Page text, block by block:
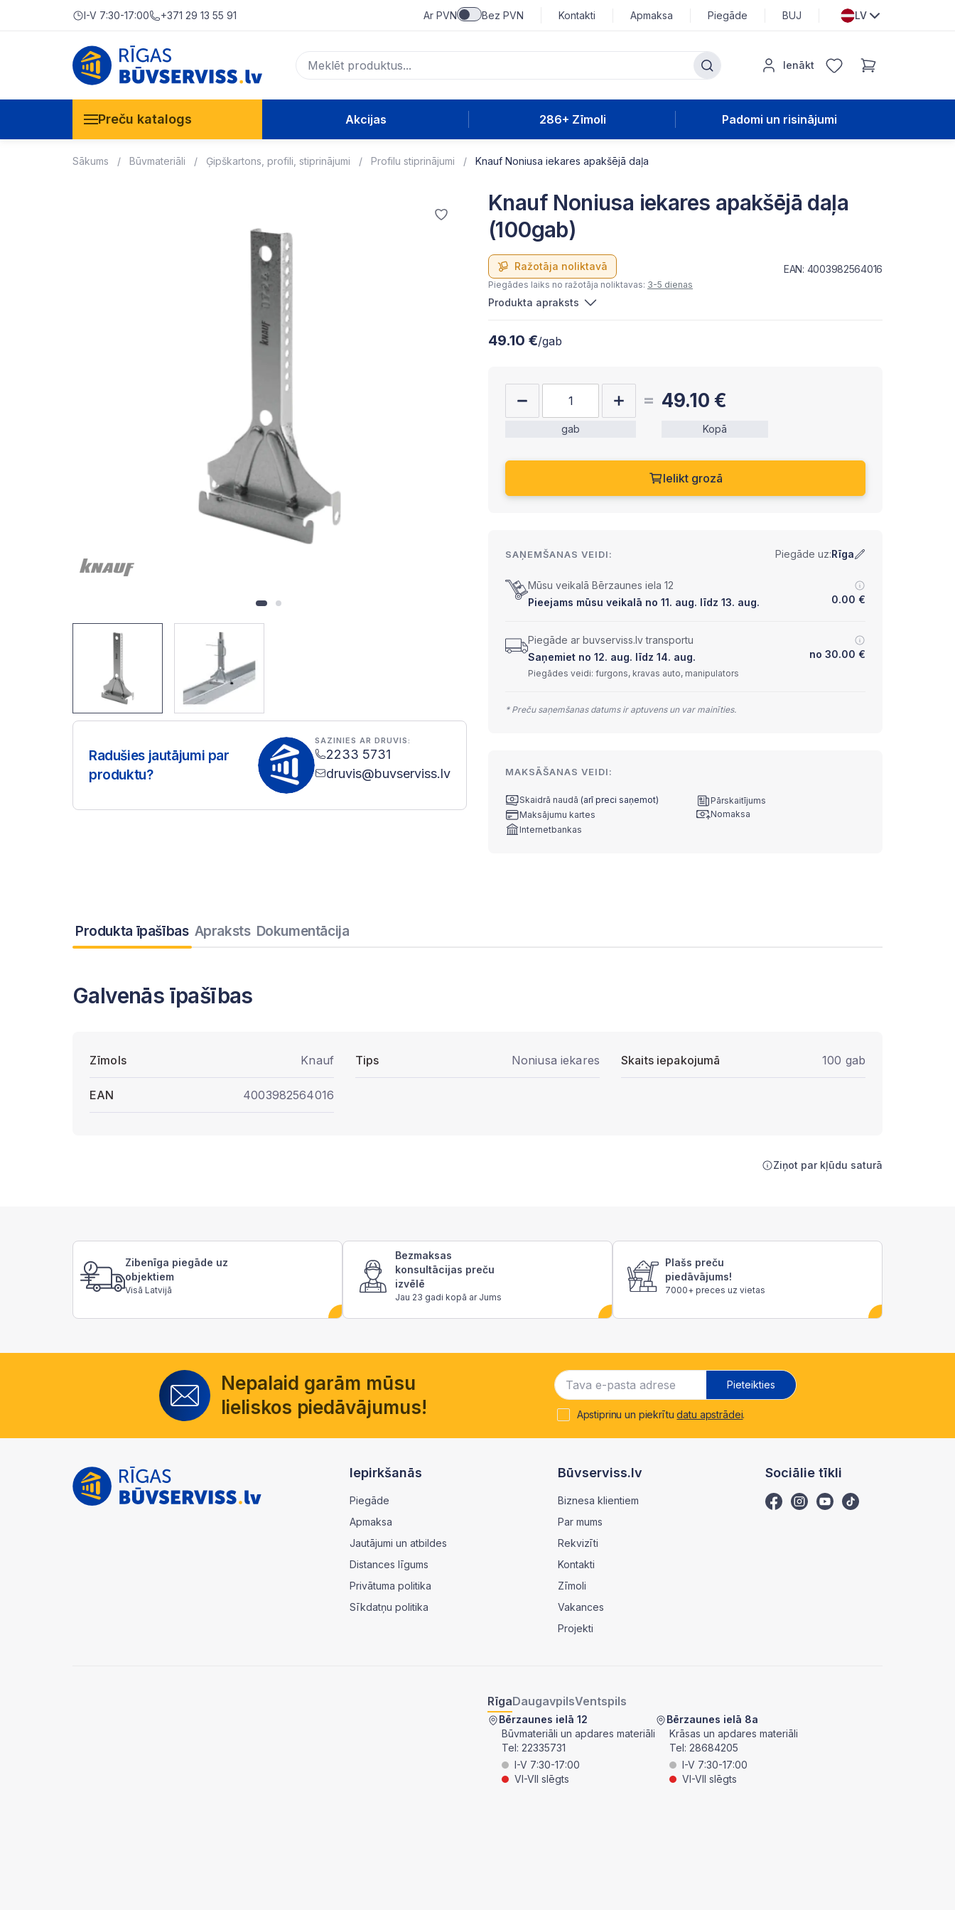
I-V 7:30-17:00 +371 29 13 55 91 Ar PVN Bez PVN Kontakti Apmaksa Piegāde BUJ LV
Ienākt
Preču katalogs Akcijas 286+ Zīmoli Padomi un risinājumi
Sākums Būvmateriāli Ģipškartons, profili, stiprinājumi Profilu stiprinājumi Knauf Noniusa iekares apakšējā daļa
Radušies jautājumi par
produktu?
SAZINIES AR DRUVIS:
2233 5731
druvis@buvserviss.lv
Knauf Noniusa iekares apakšējā daļa
(100gab)
Ražotāja noliktavā EAN: 4003982564016
Piegādes laiks no ražotāja noliktavas: 3-5 dienas
Produkta apraksts
49.10 €/gab
gab
49.10 €
Kopā
Ielikt grozā
SAŅEMŠANAS VEIDI: Piegāde uz:Rīga
Mūsu veikalā Bērzaunes iela 12
Pieejams mūsu veikalā no 11. aug. līdz 13. aug.
0.00 €
Piegāde ar buvserviss.lv transportu
Saņemiet no 12. aug. līdz 14. aug.
no 30.00 €
Piegādes veidi: furgons, kravas auto, manipulators
* Preču saņemšanas datums ir aptuvens un var mainīties.
MAKSĀŠANAS VEIDI:
Skaidrā naudā (arī preci saņemot)
Maksājumu kartes
Internetbankas
Pārskaitījums
Nomaksa
Produkta īpašības Apraksts Dokumentācija
Galvenās īpašības
Zīmols Knauf Tips Noniusa iekares Skaits iepakojumā 100 gab
EAN 4003982564016
Ziņot par kļūdu saturā
Zibenīga piegāde uz
objektiem
Visā Latvijā
Bezmaksas
konsultācijas preču
izvēlē
Jau 23 gadi kopā ar Jums
Plašs preču
piedāvājums!
7000+ preces uz vietas
Nepalaid garām mūsu
lieliskos piedāvājumus!
Pieteikties
Apstiprinu un piekrītudatu apstrādei.
Iepirkšanās
Piegāde
Apmaksa
Jautājumi un atbildes
Distances līgums
Privātuma politika
Sīkdatņu politika
Būvserviss.lv
Biznesa klientiem
Par mums
Rekvizīti
Kontakti
Zīmoli
Vakances
Projekti
Sociālie tīkli
RīgaDaugavpilsVentspils
Bērzaunes ielā 12
Būvmateriāli un apdares materiāli
Tel: 22335731
I-V 7:30-17:00
VI-VII slēgts
Bērzaunes ielā 8a
Krāsas un apdares materiāli
Tel: 28684205
I-V 7:30-17:00
VI-VII slēgts